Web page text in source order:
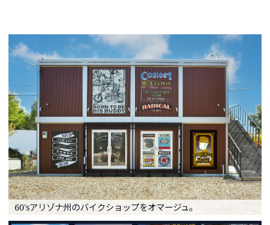
60'sアリゾナ州のバイクショップをオマージュ。